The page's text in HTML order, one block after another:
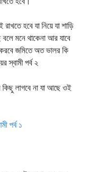
হবে যা নিয়ে যা শাড়ি
মনে থাকেনা আর যাবে
জমিতে অত ভালর কি
পর্ব ২
লাগবে না যা আছে ওই
পর্ব ১